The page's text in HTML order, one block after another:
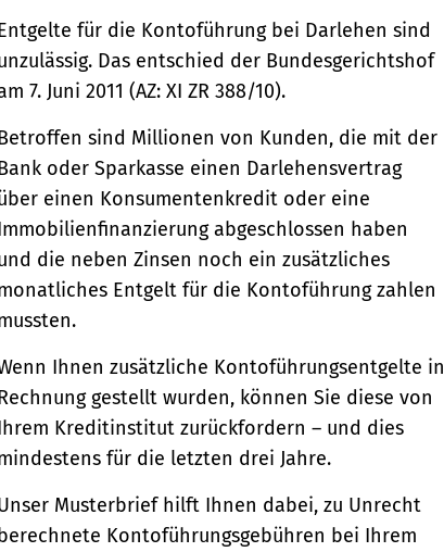
für die Kontoführung bei Darlehen sind
Das entschied der Bundesgerichtshof
7. Juni 2011 (AZ: XI ZR 388/10).
sind Millionen von Kunden, die mit der
oder Sparkasse einen Darlehensvertrag
einen Konsumentenkredit oder eine
abgeschlossen haben
die neben Zinsen noch ein zusätzliches
Entgelt für die Kontoführung zahlen
Ihnen zusätzliche Kontoführungsentgelte in
gestellt wurden, können Sie diese von
Kreditinstitut zurückfordern – und dies
für die letzten drei Jahre.
Musterbrief hilft Ihnen dabei, zu Unrecht
berechnete Kontoführungsgebühren bei Ihrem